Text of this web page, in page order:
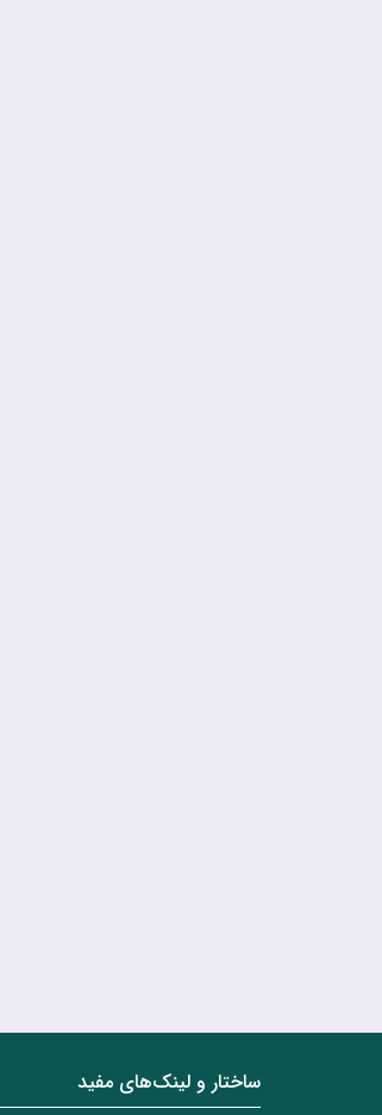
ساختار‌‌ و‌‌ لینک‌های مفید